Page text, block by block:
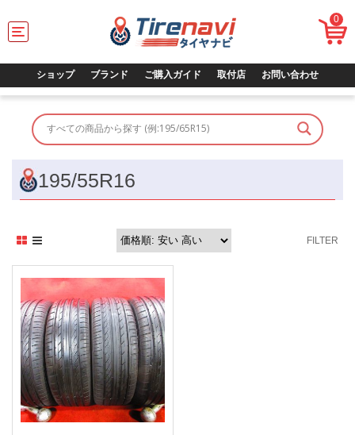
T
o
l
g
a
t
n
0
ショップ ブランド ご購入ガイド 取付店 お問い合わせ
195/55R16
FILTER